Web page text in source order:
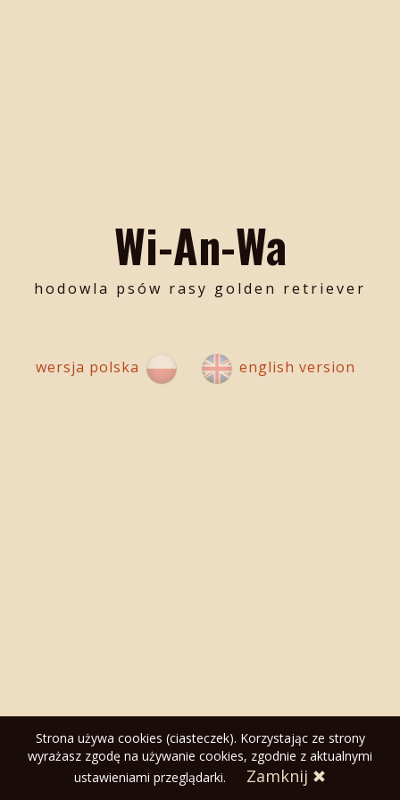
Wi-An-Wa
hodowla psów rasy golden retriever
wersja polska english version
2019 - 2026 hodowla Wi-An-Wa. All
rights reserved.
Zula Design
Strona używa cookies (ciasteczek). Korzystając ze strony
wyrażasz zgodę na używanie cookies, zgodnie z aktualnymi
ustawieniami przeglądarki.
Zamknij